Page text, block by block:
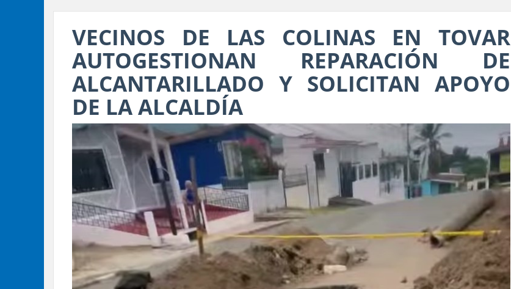
VECINOS DE LAS COLINAS EN TOVAR
AUTOGESTIONAN REPARACIÓN DE
ALCANTARILLADO Y SOLICITAN APOYO
DE LA ALCALDÍA